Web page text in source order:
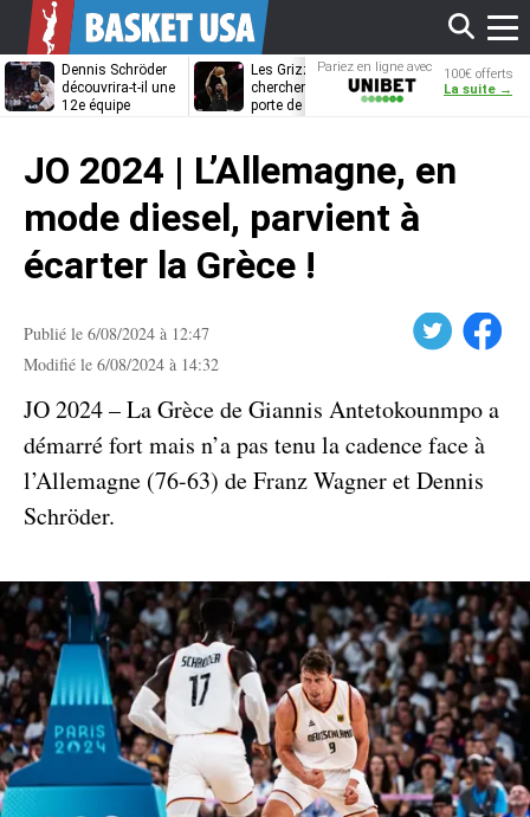
Dennis Schröder
découvrira-t-il une
12e équipe
Les Grizzlies
cherchent déjà une
porte de sortie
Dwane Casey
bientôt coach
Pariez en ligne avec
Unibet
100€ offerts
La suite →
JO 2024 | L’Allemagne, en
mode diesel, parvient à
écarter la Grèce !
Publié le 6/08/2024 à 12:47
Modifié le 6/08/2024 à 14:32
Facebook
JO 2024 – La Grèce de Giannis Antetokounmpo a
démarré fort mais n’a pas tenu la cadence face à
l’Allemagne (76-63) de Franz Wagner et Dennis
Schröder.